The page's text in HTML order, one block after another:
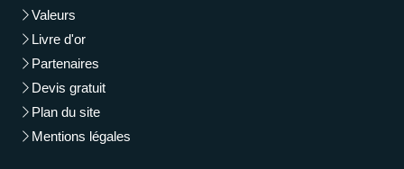
Valeurs
Livre d'or
Partenaires
Devis gratuit
Plan du site
Mentions légales